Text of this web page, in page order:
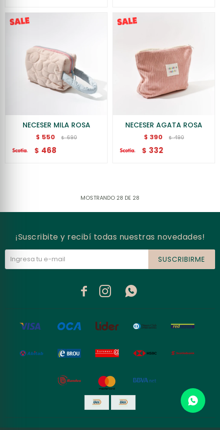
NECESER MILA ROSA
$ 550 $ 690
$ 468
NECESER AGATA ROSA
$ 390 $ 490
$ 332
MOSTRANDO 28 DE 28
¡Suscribite y recibí todas nuestras novedades!
SUSCRIBIRME
  